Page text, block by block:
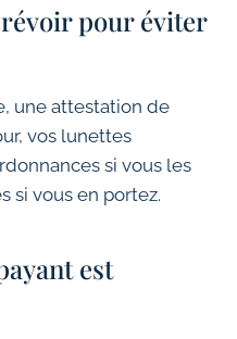
pour éviter
une attestation de
vos lunettes
si vous les
si vous en portez.
est